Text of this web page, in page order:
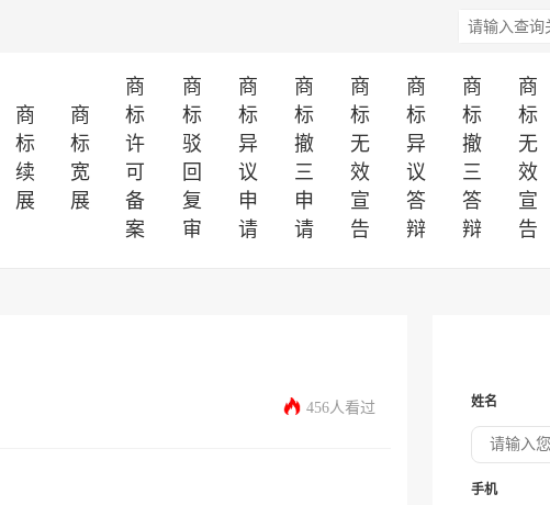
商
标
续
展
商
标
宽
展
商
标
许
可
备
案
商
标
驳
回
复
审
商
标
异
议
申
请
商
标
撤
三
申
请
商
标
无
效
宣
告
商
标
异
议
答
辩
商
标
撤
三
答
辩
商
标
无
效
宣
告
456人看过 姓名
手机